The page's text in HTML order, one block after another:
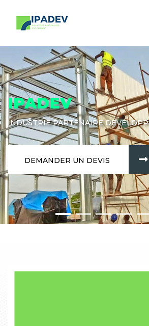
IPADEV
INDUSTRIE PARTENAIRE
DEMANDER UN DEVIS